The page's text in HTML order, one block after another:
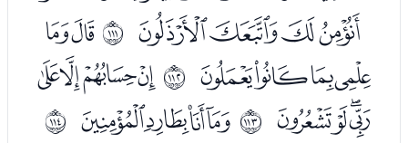
ﰙﰚﰛﰜ ﱮﭑﭒ
ﭓﭔﭕﭖ ﱯﭘﭙﭚﭛ
ﭜﭝﭞﭟ ﱰ ﭡﭢﭣﭤ ﱱ